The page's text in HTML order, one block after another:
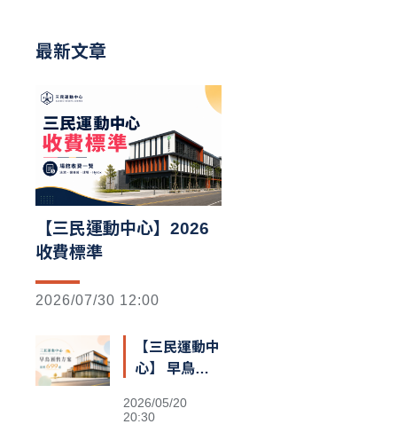
最新文章
【三民運動中心】2026
收費標準
2026/07/30 12:00
【三民運動中
心】 早鳥預
2026/05/20
20:30